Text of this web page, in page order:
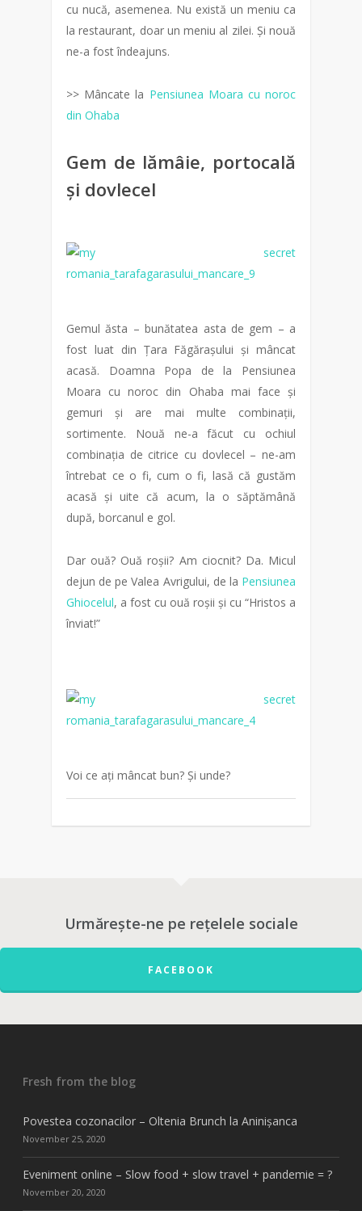
cu nucă, asemenea. Nu există un meniu ca
la restaurant, doar un meniu al zilei. Și nouă
ne-a fost îndeajuns.
>> Mâncate la Pensiunea Moara cu noroc
din Ohaba
Gem de lămâie, portocală
și dovlecel
Gemul ăsta – bunătatea asta de gem – a
fost luat din Țara Făgărașului și mâncat
acasă. Doamna Popa de la Pensiunea
Moara cu noroc din Ohaba mai face și
gemuri și are mai multe combinații,
sortimente. Nouă ne-a făcut cu ochiul
combinația de citrice cu dovlecel – ne-am
întrebat ce o fi, cum o fi, lasă că gustăm
acasă și uite că acum, la o săptămână
după, borcanul e gol.
Dar ouă? Ouă roșii? Am ciocnit? Da. Micul
dejun de pe Valea Avrigului, de la Pensiunea
Ghiocelul, a fost cu ouă roșii și cu “Hristos a
înviat!”
Voi ce ați mâncat bun? Și unde?
Urmărește-ne pe rețelele sociale
FACEBOOK
Fresh from the blog
Povestea cozonacilor – Oltenia Brunch la Aninișanca
November 25, 2020
Eveniment online – Slow food + slow travel + pandemie = ?
November 20, 2020